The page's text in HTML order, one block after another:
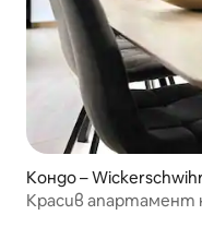
Кондо –
Красив апартамент